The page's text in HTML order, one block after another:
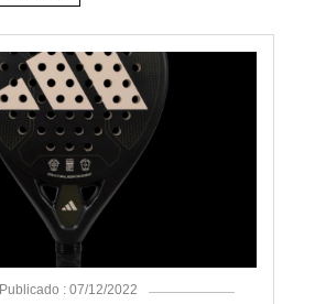
Publicado : 07/12/2022